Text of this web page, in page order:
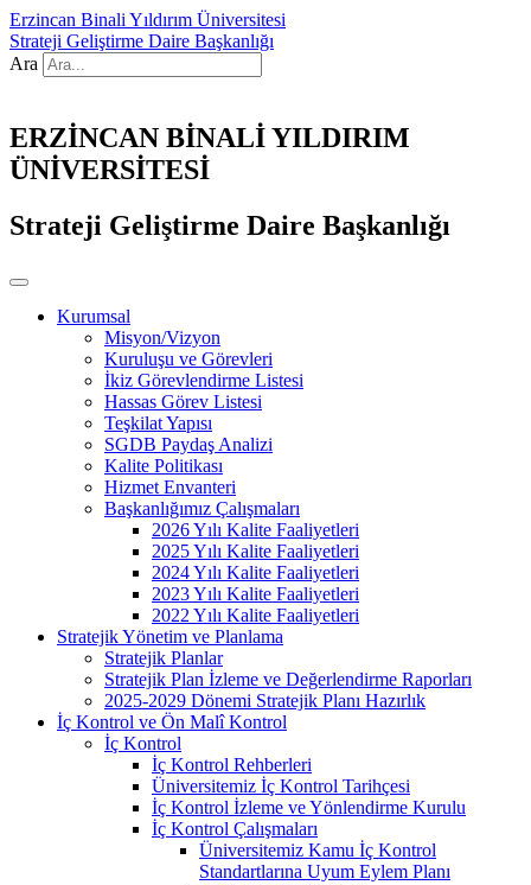
Erzincan Binali Yıldırım Üniversitesi
Strateji Geliştirme Daire Başkanlığı
Ara
ERZİNCAN BİNALİ YILDIRIM
ÜNİVERSİTESİ
Strateji Geliştirme Daire Başkanlığı
Kurumsal
Misyon/Vizyon
Kuruluşu ve Görevleri
İkiz Görevlendirme Listesi
Hassas Görev Listesi
Teşkilat Yapısı
SGDB Paydaş Analizi
Kalite Politikası
Hizmet Envanteri
Başkanlığımız Çalışmaları
2026 Yılı Kalite Faaliyetleri
2025 Yılı Kalite Faaliyetleri
2024 Yılı Kalite Faaliyetleri
2023 Yılı Kalite Faaliyetleri
2022 Yılı Kalite Faaliyetleri
Stratejik Yönetim ve Planlama
Stratejik Planlar
Stratejik Plan İzleme ve Değerlendirme Raporları
2025-2029 Dönemi Stratejik Planı Hazırlık
İç Kontrol ve Ön Malî Kontrol
İç Kontrol
İç Kontrol Rehberleri
Üniversitemiz İç Kontrol Tarihçesi
İç Kontrol İzleme ve Yönlendirme Kurulu
İç Kontrol Çalışmaları
Üniversitemiz Kamu İç Kontrol
Standartlarına Uyum Eylem Planı